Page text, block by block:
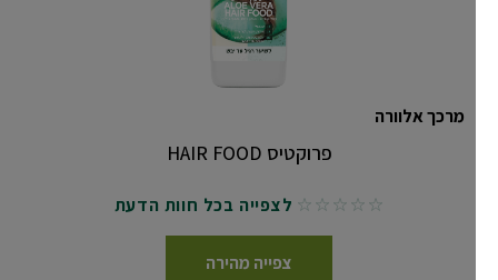
מרכך אלוורה
פרוקטיס HAIR FOOD
No reviews לצפייה בכל חוות הדעת
צפייה מהירה